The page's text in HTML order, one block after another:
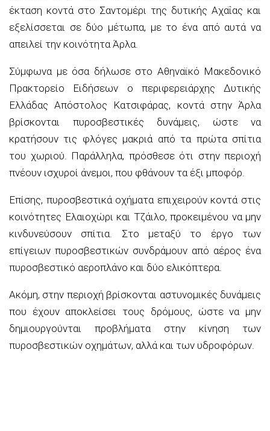
έκταση κοντά στο Σαντομέρι της δυτικής Αχαΐας και
εξελίσσεται σε δύο μέτωπα, με το ένα από αυτά να
απειλεί την κοινότητα Άρλα.
Σύμφωνα με όσα δήλωσε στο Αθηναϊκό Μακεδονικό
Πρακτορείο Ειδήσεων ο περιφερειάρχης Δυτικής
Ελλάδας Απόστολος Κατσιφάρας, κοντά στην Άρλα
βρίσκονται πυροσβεστικές δυνάμεις, ώστε να
κρατήσουν τις φλόγες μακριά από τα πρώτα σπίτια
του χωριού. Παράλληλα, πρόσθεσε ότι στην περιοχή
πνέουν ισχυροί άνεμοι, που φθάνουν τα έξι μποφόρ.
Επίσης, πυροσβεστικά οχήματα επιχειρούν κοντά στις
κοινότητες Ελαιοχώρι και Τζάιλο, προκειμένου να μην
κινδυνεύσουν σπίτια. Στο μεταξύ το έργο των
επίγειων πυροσβεστικών συνδράμουν από αέρος ένα
πυροσβεστικό αεροπλάνο και δύο ελικόπτερα.
Ακόμη, στην περιοχή βρίσκονται αστυνομικές δυνάμεις
που έχουν αποκλείσει τους δρόμους, ώστε να μην
δημιουργούνται προβλήματα στην κίνηση των
πυροσβεστικών οχημάτων, αλλά και των υδροφόρων.